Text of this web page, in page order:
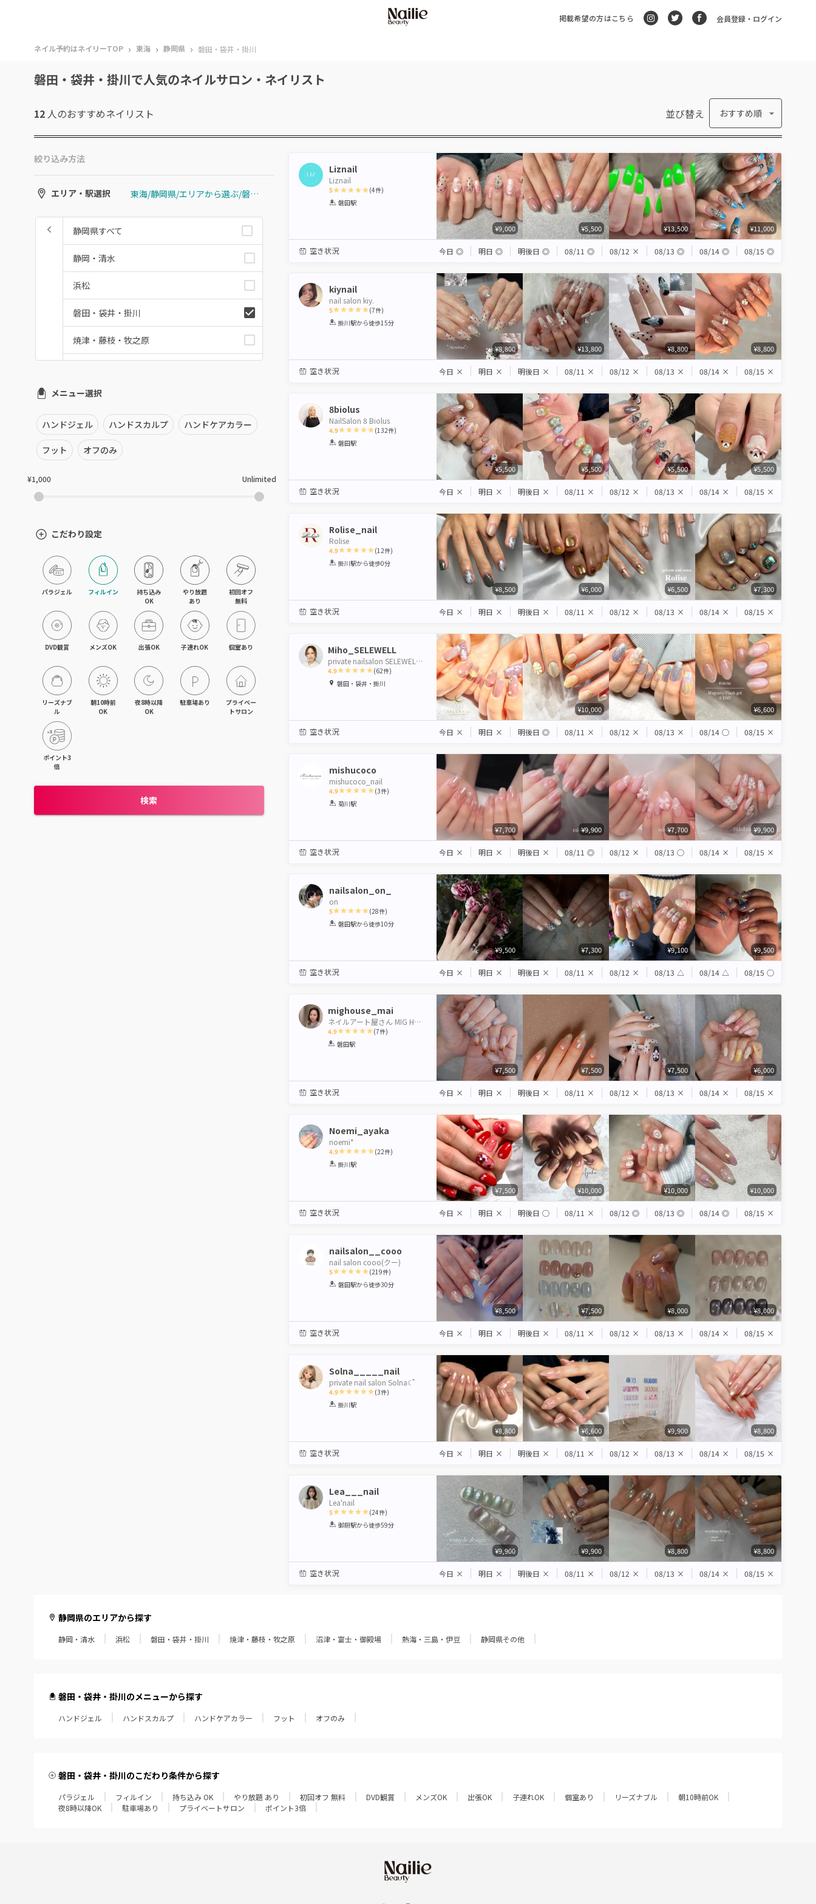
掲載希望の方はこちら 会員登録・ログイン
ネイル予約はネイリーTOP › 東海 › 静岡県 › 磐田・袋井・掛川
磐田・袋井・掛川で人気のネイルサロン・ネイリスト
12 人のおすすめネイリスト 並び替え おすすめ順
絞り込み方法
エリア・駅選択 東海/静岡県/エリアから選ぶ/磐田・袋井・掛川
静岡県すべて
静岡・清水
浜松
磐田・袋井・掛川
焼津・藤枝・牧之原
熱海・三島・伊豆
静岡県その他
メニュー選択
ハンドジェル ハンドスカルプ ハンドケアカラー
フット オフのみ
¥1,000 Unlimited
こだわり設定
パラジェル フィルイン
持ち込み
OK
やり放題
あり
初回オフ
無料
DVD観賞 メンズOK 出張OK 子連れOK 個室あり
リーズナブ
ル
朝10時前
OK
夜8時以降
OK
駐車場あり
プライベー
トサロン
ポイント3
倍
検索
Liznail
Liznail
5
1 2 3 4
(4件)
磐田駅
¥9,000 ¥5,500 ¥13,500 ¥11,000
空き状況 今日 ◎ 明日 ◎ 明後日 ◎ 08/11 ◎ 08/12 × 08/13 ◎ 08/14 ◎ 08/15 ◎
kiynail
nail salon kiy.
5
1 2 3 4 5
(7件)
掛川駅から徒歩15分
¥8,800 ¥13,800 ¥8,800 ¥8,800
空き状況 今日 × 明日 × 明後日 × 08/11 × 08/12 × 08/13 × 08/14 × 08/15 ×
8biolus
NailSalon 8 Biolus
4.9
1 2 3
(132件)
磐田駅
¥5,500 ¥5,500 ¥5,500 ¥5,500
空き状況 今日 × 明日 × 明後日 × 08/11 × 08/12 × 08/13 × 08/14 × 08/15 ×
Rolise_nail
Rolise
4.9
1 2 3 4 5
(12件)
掛川駅から徒歩0分
¥8,500 ¥6,000 ¥6,500 ¥7,300
空き状況 今日 × 明日 × 明後日 × 08/11 × 08/12 × 08/13 × 08/14 × 08/15 ×
Miho_SELEWELL
private nailsalon SELEWELL 袋井店
4.9
1 2 3 4 5
(62件)
磐田・袋井・掛川
¥10,000 ¥6,600
空き状況 今日 × 明日 × 明後日 ◎ 08/11 × 08/12 × 08/13 × 08/14 ◯ 08/15 ×
mishucoco
mishucoco_nail
4.9
1 2 3
(3件)
菊川駅
¥7,700 ¥9,900 ¥7,700 ¥9,900
空き状況 今日 × 明日 × 明後日 × 08/11 ◎ 08/12 × 08/13 ◯ 08/14 × 08/15 ×
nailsalon_on_
on
5
1 2 3 4 5
(28件)
磐田駅から徒歩10分
¥9,500 ¥7,300 ¥9,100 ¥9,500
空き状況 今日 × 明日 × 明後日 × 08/11 × 08/12 × 08/13 △ 08/14 △ 08/15 ◯
mighouse_mai
ネイルアート屋さん MIG HOUSE
4.9
1 2 3
(7件)
磐田駅
¥7,500 ¥7,500 ¥7,500 ¥6,000
空き状況 今日 × 明日 × 明後日 × 08/11 × 08/12 × 08/13 × 08/14 × 08/15 ×
Noemi_ayaka
noemi*
4.9
1 2 3
(22件)
掛川駅
¥7,500 ¥10,000 ¥10,000 ¥10,000
空き状況 今日 × 明日 × 明後日 ◯ 08/11 × 08/12 ◎ 08/13 ◎ 08/14 ◎ 08/15 ×
nailsalon__cooo
nail salon cooo(クー)
5
1 2 3 4 5
(219件)
磐田駅から徒歩30分
¥8,500 ¥7,500 ¥8,000 ¥8,000
空き状況 今日 × 明日 × 明後日 × 08/11 × 08/12 × 08/13 × 08/14 × 08/15 ×
Solna_____nail
private nail salon Solna☾ ໋
4.9
1 2 3
(3件)
掛川駅
¥8,800 ¥6,600 ¥9,900 ¥8,800
空き状況 今日 × 明日 × 明後日 × 08/11 × 08/12 × 08/13 × 08/14 × 08/15 ×
Lea___nail
Lea'nail
5
1 2 3 4 5
(24件)
御厨駅から徒歩59分
¥9,900 ¥9,900 ¥8,800 ¥8,800
空き状況 今日 × 明日 × 明後日 × 08/11 × 08/12 × 08/13 × 08/14 × 08/15 ×
静岡県のエリアから探す
静岡・清水 浜松 磐田・袋井・掛川 焼津・藤枝・牧之原 沼津・富士・御殿場 熱海・三島・伊豆 静岡県その他
磐田・袋井・掛川のメニューから探す
ハンドジェル ハンドスカルプ ハンドケアカラー フット オフのみ
磐田・袋井・掛川のこだわり条件から探す
パラジェル フィルイン 持ち込み OK やり放題 あり 初回オフ 無料 DVD観賞 メンズOK 出張OK 子連れOK 個室あり リーズナブル
朝10時前OK
夜8時以降OK
駐車場あり プライベートサロン ポイント3倍